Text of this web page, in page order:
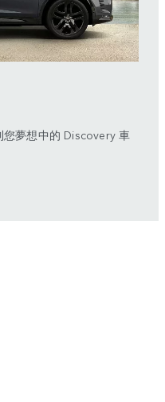
夢想中的 Discovery 車